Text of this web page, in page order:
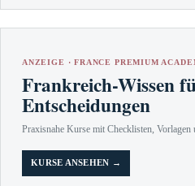
ANZEIGE · FRANCE PREMIUM
Frankreich-Wissen
Entscheidungen
Praxisnahe Kurse mit Checklisten, Vorlagen
KURSE ANSEHEN →